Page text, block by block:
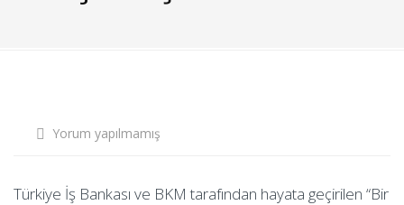
Yorum yapılmamış
Türkiye İş Bankası ve BKM tarafından hayata geçirilen “Bir